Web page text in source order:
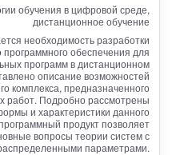
обучения в цифровой среде,
дистанционное обучение
необходимость разработки
программного обеспечения для
программ в дистанционном
описание возможностей
комплекса, предназначенного
работ. Подробно рассмотрены
и характеристики данного
продукт позволяет
вопросы теории систем с
параметрами.